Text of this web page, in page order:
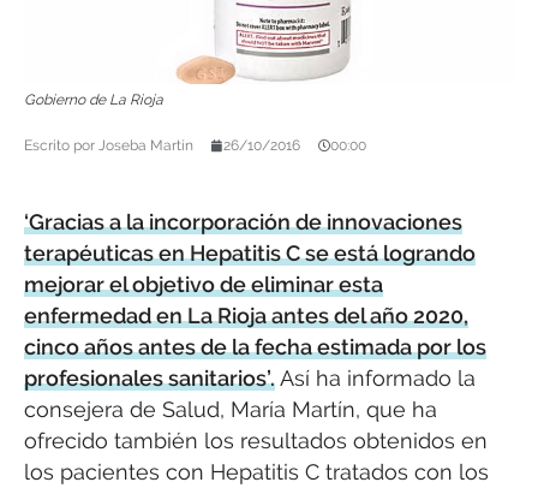
Gobierno de La Rioja
Escrito por Joseba Martín 26/10/2016 00:00
‘Gracias a la incorporación de innovaciones
terapéuticas en Hepatitis C se está logrando
mejorar el objetivo de eliminar esta
enfermedad en La Rioja antes del año 2020,
cinco años antes de la fecha estimada por los
profesionales sanitarios’.Así ha informado la
consejera de Salud, María Martín, que ha
ofrecido también los resultados obtenidos en
los pacientes con Hepatitis C tratados con los